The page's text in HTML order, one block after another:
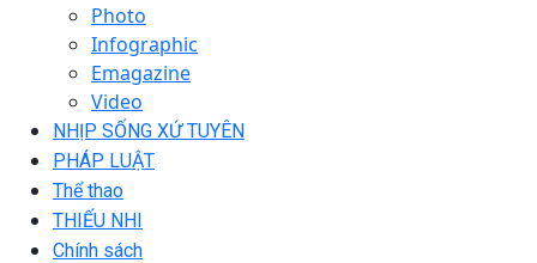
Photo
Infographic
Emagazine
Video
NHỊP SỐNG XỨ TUYÊN
PHÁP LUẬT
Thể thao
THIẾU NHI
Chính sách